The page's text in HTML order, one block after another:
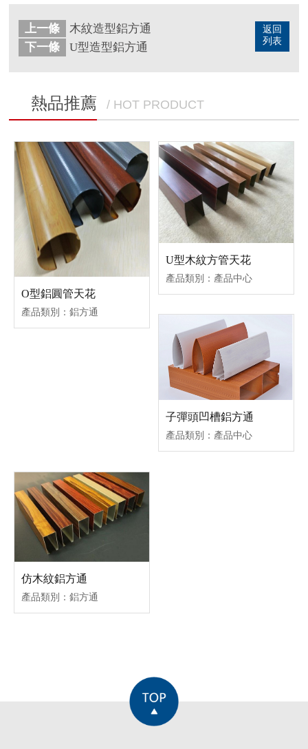
返回
列表
上一條
木紋造型鋁方通
下一條
U型造型鋁方通
熱品推薦 / HOT PRODUCT
O型鋁圓管天花
產品類別：鋁方通
U型木紋方管天花
產品類別：產品中心
子彈頭凹槽鋁方通
產品類別：產品中心
仿木紋鋁方通
產品類別：鋁方通